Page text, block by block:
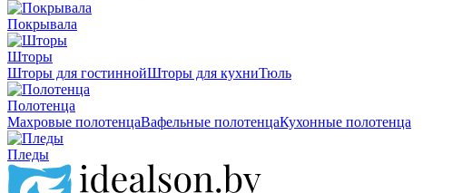
Покрывала
Шторы
Шторы для гостиннойШторы для кухниТюль
Полотенца
Махровые полотенцаВафельные полотенцаКухонные полотенца
Пледы